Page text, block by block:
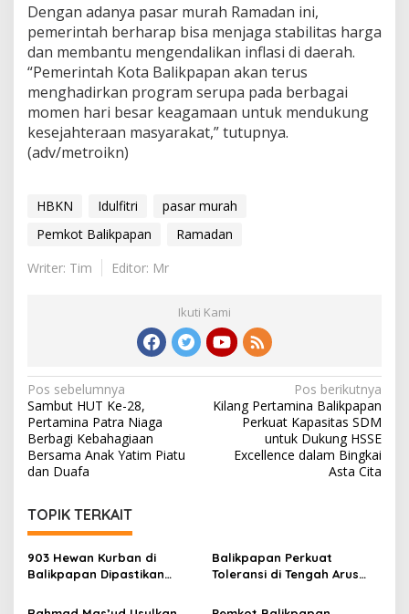
Dengan adanya pasar murah Ramadan ini,
pemerintah berharap bisa menjaga stabilitas harga
dan membantu mengendalikan inflasi di daerah.
“Pemerintah Kota Balikpapan akan terus
menghadirkan program serupa pada berbagai
momen hari besar keagamaan untuk mendukung
kesejahteraan masyarakat,” tutupnya.
(adv/metroikn)
HBKN Idulfitri
pasar murah
Pemkot Balikpapan
Ramadan
Writer: Tim
Editor: Mr
Ikuti Kami
Navigasi
pos
Pos sebelumnya
Sambut HUT Ke-28,
Pertamina Patra Niaga
Berbagi Kebahagiaan
Bersama Anak Yatim Piatu
dan Duafa
Pos berikutnya
Kilang Pertamina Balikpapan
Perkuat Kapasitas SDM
untuk Dukung HSSE
Excellence dalam Bingkai
Asta Cita
TOPIK TERKAIT
903 Hewan Kurban di
Balikpapan Dipastikan
Balikpapan Perkuat
Toleransi di Tengah Arus